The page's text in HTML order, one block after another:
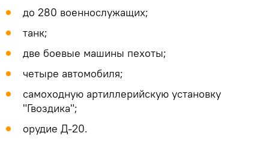
до 280 военнослужащих;
танк;
две боевые машины пехоты;
четыре автомобиля;
самоходную артиллерийскую установку
"Гвоздика";
орудие Д-20.